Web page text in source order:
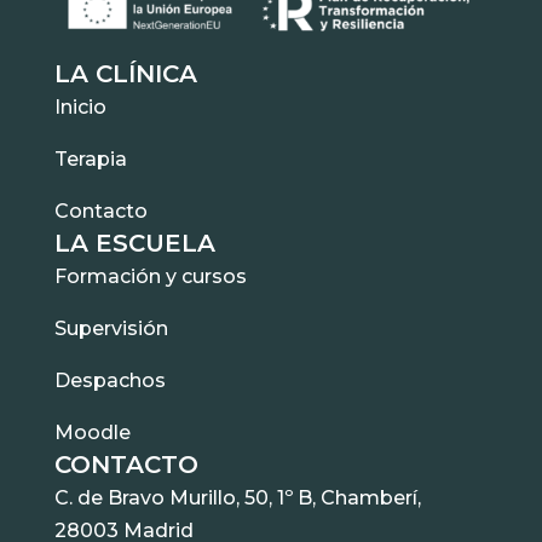
LA CLÍNICA
Inicio
Terapia
Contacto
LA ESCUELA
Formación y cursos
Supervisión
Despachos
Moodle
CONTACTO
C. de Bravo Murillo, 50, 1º B, Chamberí,
28003 Madrid